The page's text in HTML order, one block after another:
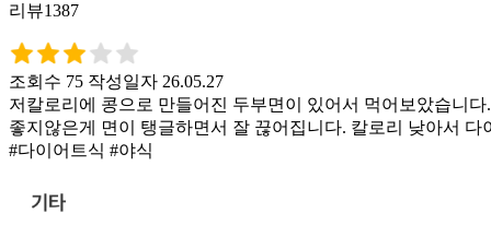
리뷰1387
조회수 75 작성일자 26.05.27
저칼로리에 콩으로 만들어진 두부면이 있어서 먹어보았습니
좋지않은게 면이 탱글하면서 잘 끊어집니다. 칼로리 낮아서 다
#다이어트식 #야식